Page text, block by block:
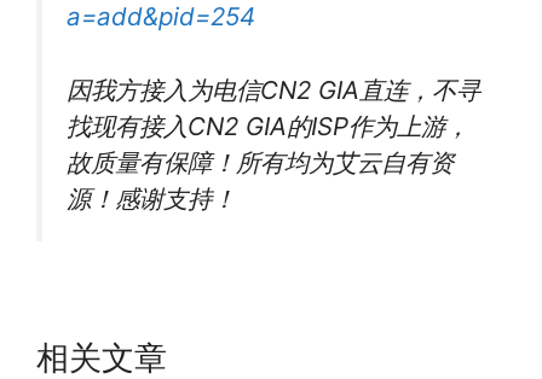
a=add&pid=254
因我方接入为电信CN2 GIA直连，不寻
找现有接入CN2 GIA的ISP作为上游，
故质量有保障！所有均为艾云自有资
源！感谢支持！
相关文章